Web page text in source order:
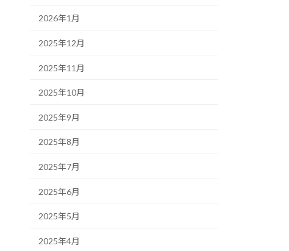
2026年1月
2025年12月
2025年11月
2025年10月
2025年9月
2025年8月
2025年7月
2025年6月
2025年5月
2025年4月